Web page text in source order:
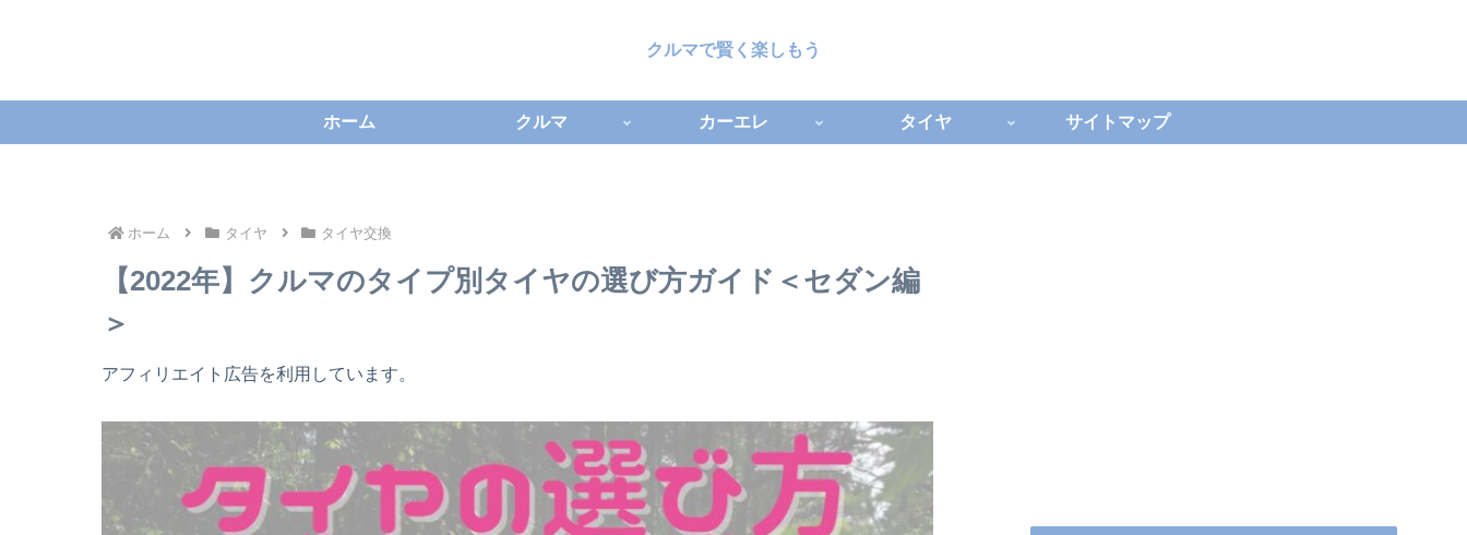
クルマで賢く楽しもう
ホーム クルマ カーエレ タイヤ サイトマップ
ホーム タイヤ タイヤ交換
【2022年】クルマのタイプ別タイヤの選び方ガイド＜セダン編
＞
アフィリエイト広告を利用しています。